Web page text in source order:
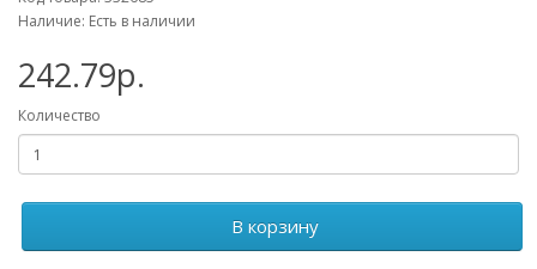
Наличие: Есть в наличии
242.79р.
Количество
В корзину